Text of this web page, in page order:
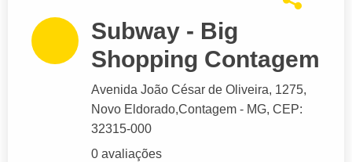
Subway - Big
Shopping Contagem
Avenida João César de Oliveira, 1275,
Novo Eldorado,Contagem - MG, CEP:
32315-000
0 avaliações